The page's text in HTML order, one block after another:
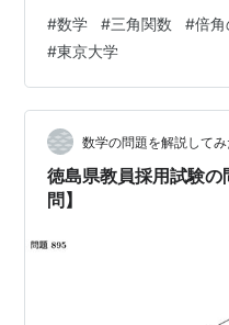
を求めよ。またそのとき
とする。 今回の問題に
三角関数の最大・最小問
以下の記事をご参照く
#数学 #三角関数 #倍
#東京大学
数学の問題を解説してみ
徳島県教員採用試験
問】